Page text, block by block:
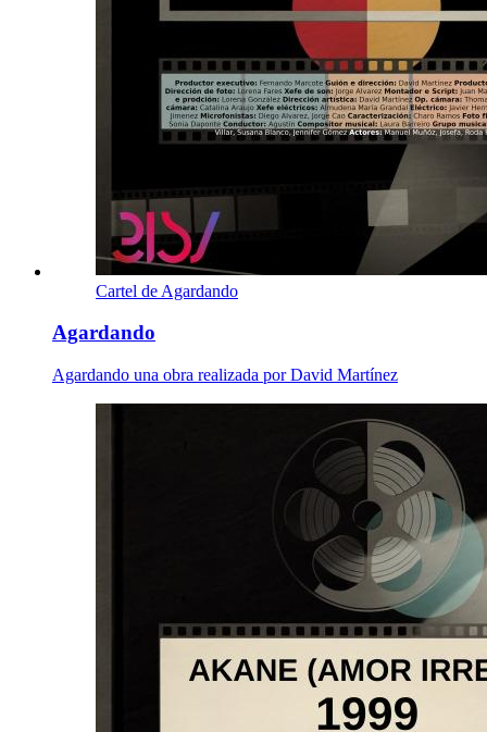
Cartel de Agardando
Agardando
Agardando una obra realizada por David Martínez